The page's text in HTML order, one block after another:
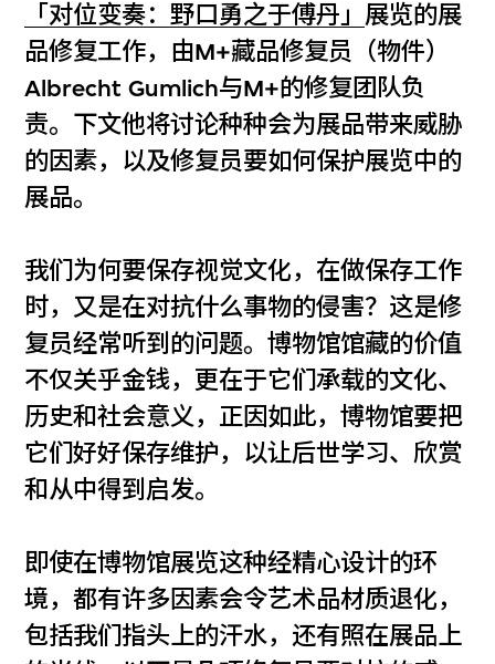
「对位变奏：野口勇之于傅丹」展览的展
品修复工作，由M+藏品修复员（物件）
Albrecht Gumlich与M+的修复团队负
责。下文他将讨论种种会为展品带来威胁
的因素，以及修复员要如何保护展览中的
展品。
我们为何要保存视觉文化，在做保存工作
时，又是在对抗什么事物的侵害？这是修
复员经常听到的问题。博物馆馆藏的价值
不仅关乎金钱，更在于它们承载的文化、
历史和社会意义，正因如此，博物馆要把
它们好好保存维护，以让后世学习、欣赏
和从中得到启发。
即使在博物馆展览这种经精心设计的环
境，都有许多因素会令艺术品材质退化，
包括我们指头上的汗水，还有照在展品上